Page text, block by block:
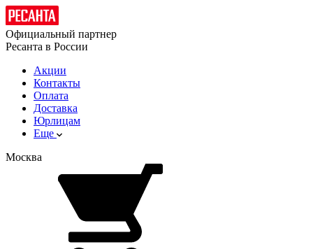
Официальный партнер
Ресанта в России
Акции
Контакты
Оплата
Доставка
Юрлицам
Еще
Москва